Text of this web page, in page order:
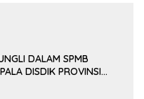
DALAM SPMB
DISDIK PROVINSI